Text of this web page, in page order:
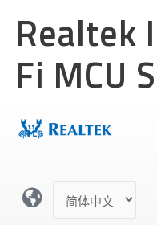
Realtek
Fi MCU